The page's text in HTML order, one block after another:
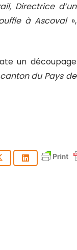
Directrice d’un
à Ascoval »,
un découpage
du Pays de